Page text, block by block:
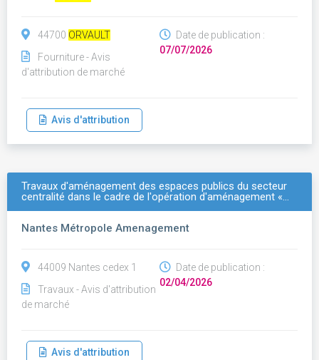
44700 ORVAULT
Fourniture - Avis
d'attribution de marché
Date de publication :
07/07/2026
Avis d'attribution
Travaux d'aménagement des espaces publics du secteur
centralité dans le cadre de l'opération d'aménagement «…
Nantes Métropole Amenagement
44009 Nantes cedex 1
Travaux - Avis d'attribution
de marché
Date de publication :
02/04/2026
Avis d'attribution